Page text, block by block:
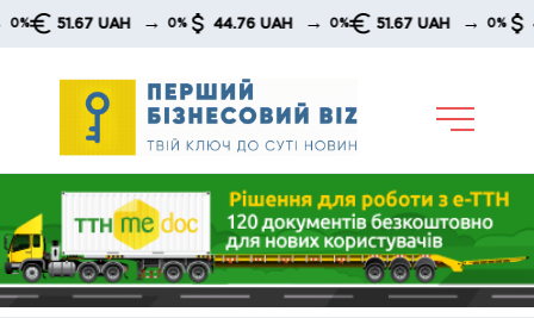
Skip
51.67 UAH → 0% 44.76 UAH → 0% 51.67 UAH → 0% 44.76